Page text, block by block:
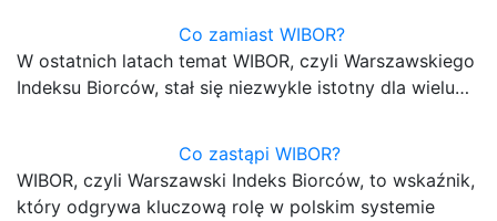
Co zamiast WIBOR?
W ostatnich latach temat WIBOR, czyli Warszawskiego
Indeksu Biorców, stał się niezwykle istotny dla wielu…
Co zastąpi WIBOR?
WIBOR, czyli Warszawski Indeks Biorców, to wskaźnik,
który odgrywa kluczową rolę w polskim systemie